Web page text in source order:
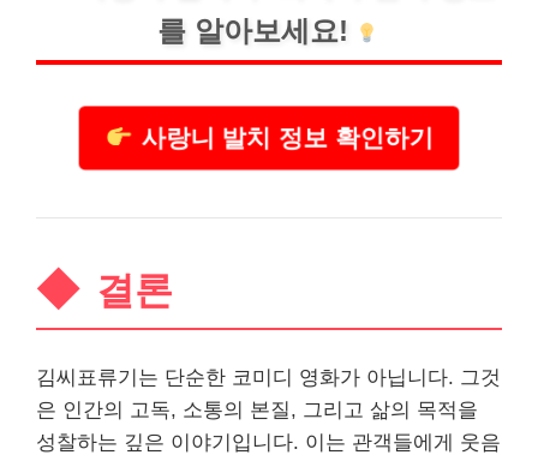
를 알아보세요!
사랑니 발치 정보 확인하기
결론
김씨표류기는 단순한 코미디 영화가 아닙니다. 그것
은 인간의 고독, 소통의 본질, 그리고 삶의 목적을
성찰하는 깊은 이야기입니다. 이는 관객들에게 웃음